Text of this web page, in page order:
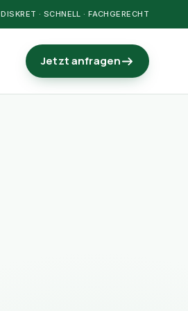
DISKRET · SCHNELL · FACHGERECHT
Jetzt anfragen